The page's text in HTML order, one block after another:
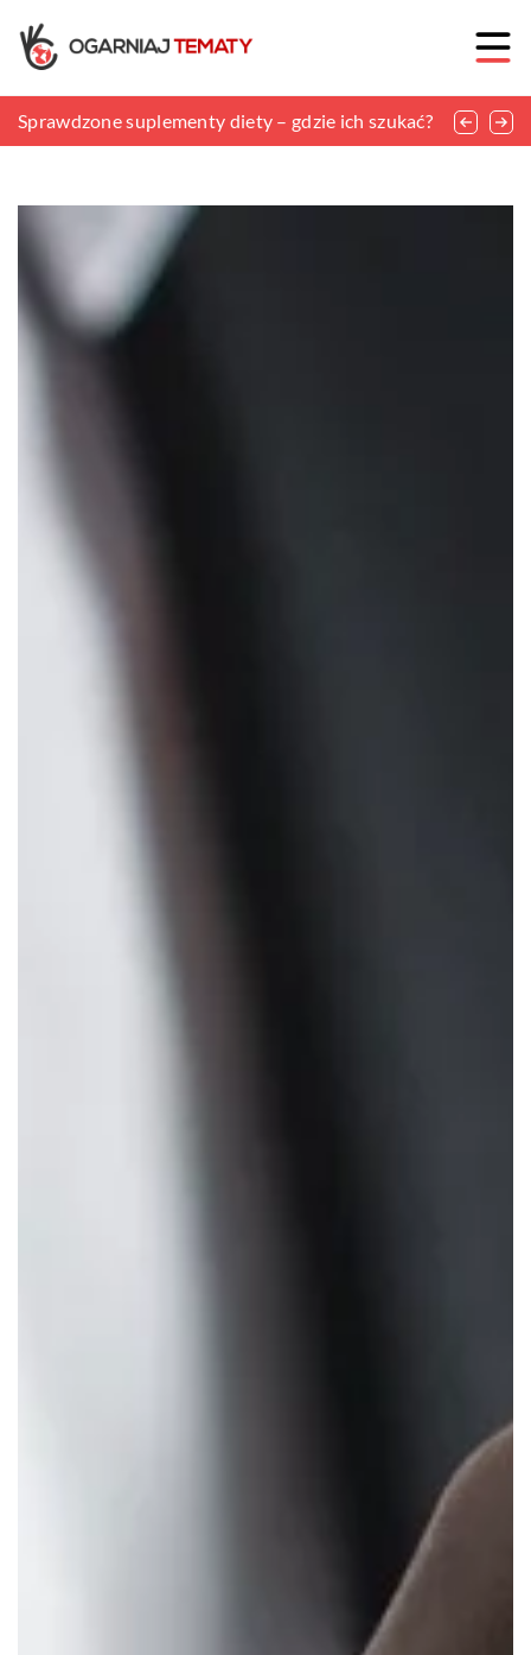
Dlaczego wymiary wycieraczki są takie ważne?
Sprawdzone suplementy diety – gdzie ich szukać?
Jaki materiał króluje obecnie na salonach?